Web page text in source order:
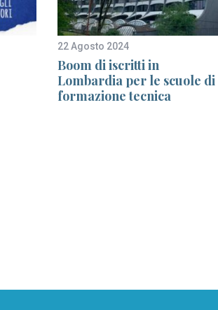
22 Agosto 2024
Boom di iscritti in
Lombardia per le scuole di
formazione tecnica